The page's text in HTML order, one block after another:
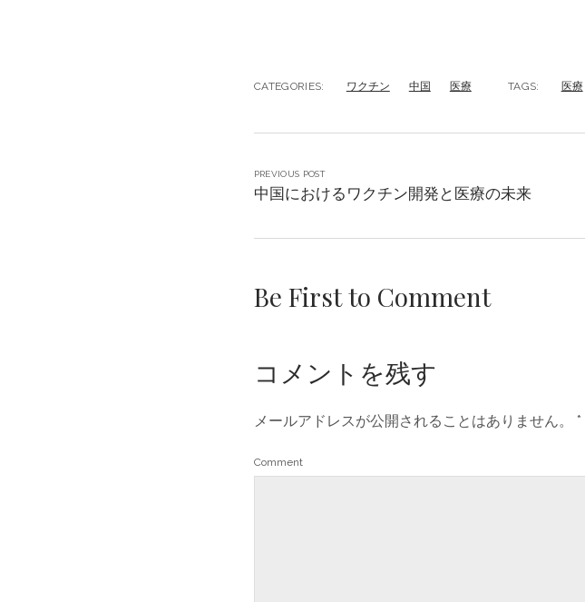
CATEGORIES: ワクチン 中国 医療 TAGS: 医療
PREVIOUS POST
中国におけるワクチン開発と医療の未来
Be First to Comment
コメントを残す
メールアドレスが公開されることはありません。 *
Comment